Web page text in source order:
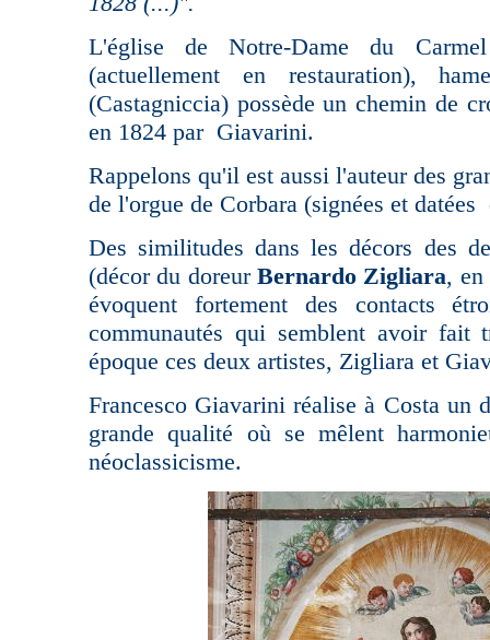
L'église de Notre-Dame du
(actuellement en restauration),
(Castagniccia) possède un chemin de
en 1824 par Giavarini.
Rappelons qu'il est aussi l'auteur des
de l'orgue de Corbara (signées et datées
Des similitudes dans les décors des
(décor du doreur Bernardo Zigliara, en
évoquent fortement des contacts
communautés qui semblent avoir fait
époque ces deux artistes, Zigliara et
Francesco Giavarini réalise à Costa un
grande qualité où se mêlent
néoclassicisme.